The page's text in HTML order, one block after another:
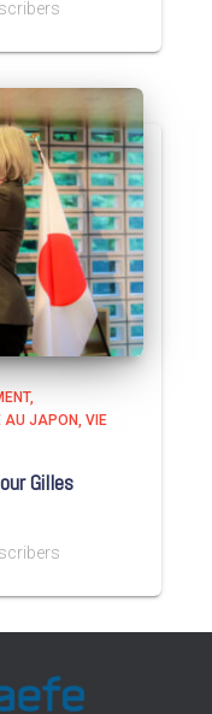
AU JAPON VIE
Gilles